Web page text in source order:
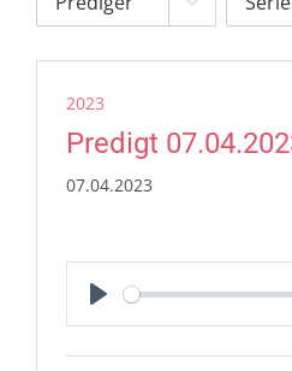
2023
Predigt
07.04.2023
Play